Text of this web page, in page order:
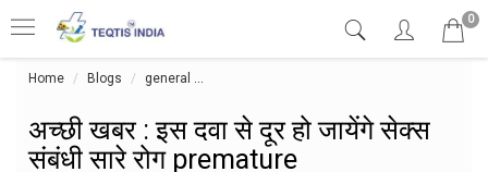
0
Home Blogs general
अच्छी खबर : इस दवा से दूर हो जायेंगे सेक्स
संबंधी सारे रोग premature